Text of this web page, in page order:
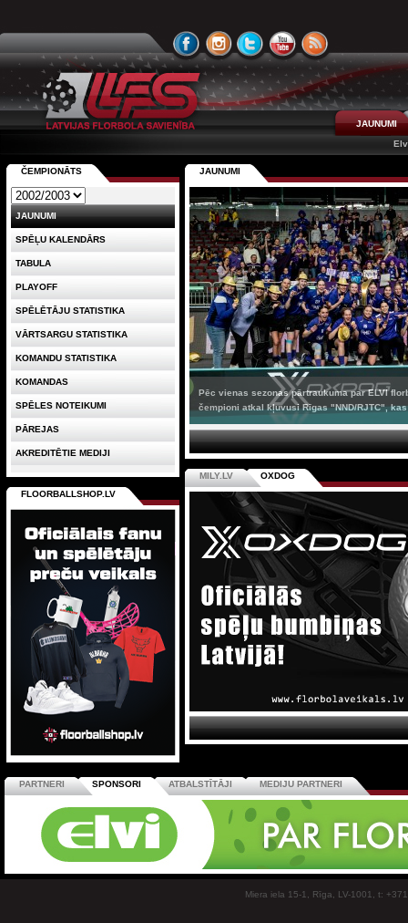
JAUNUMI
JAUNUMI
Pēc vienas sezonas pārtraukuma par ELVI
čempioni atkal kļuvusi Rīgas "NND/RJTC",
MILY.LV OXDOG
ČEMPIONĀTS
JAUNUMI
SPĒĻU KALENDĀRS
TABULA
PLAYOFF
SPĒLĒTĀJU STATISTIKA
VĀRTSARGU STATISTIKA
KOMANDU STATISTIKA
KOMANDAS
SPĒLES NOTEIKUMI
PĀREJAS
AKREDITĒTIE MEDIJI
FLOORBALLSHOP.LV
PARTNERI SPONSORI ATBALSTĪTĀJI MEDIJU PARTNERI
Miera iela 15-1, Rīga, LV-1001, t: